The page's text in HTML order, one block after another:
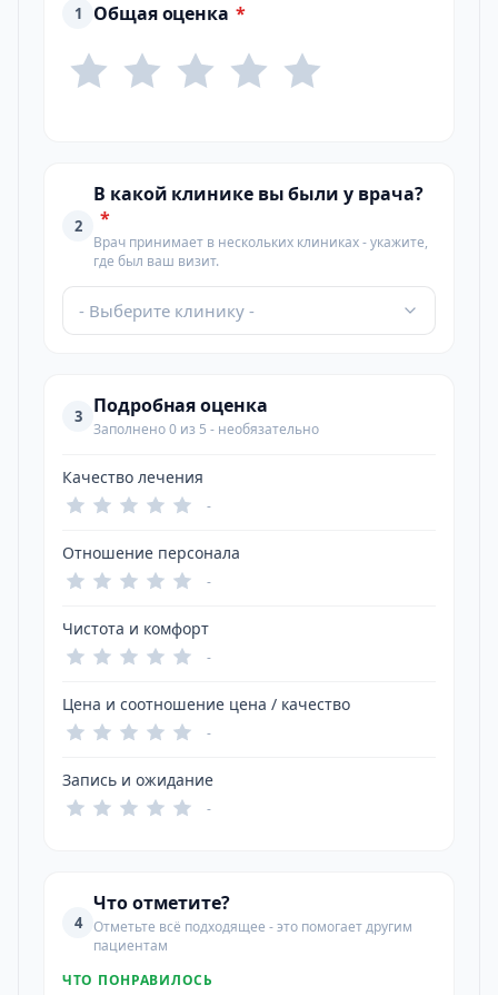
1 Общая оценка *
2
В какой клинике вы были у врача?
*
Врач принимает в нескольких клиниках - укажите,
где был ваш визит.
- Выберите клинику -
3 Подробная оценка
Заполнено 0 из 5 - необязательно
Качество лечения
-
Отношение персонала
-
Чистота и комфорт
-
Цена и соотношение цена / качество
-
Запись и ожидание
-
4
Что отметите?
Отметьте всё подходящее - это помогает другим
пациентам
ЧТО ПОНРАВИЛОСЬ